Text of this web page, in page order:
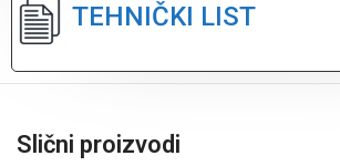
TEHNIČKI LIST
Slični proizvodi